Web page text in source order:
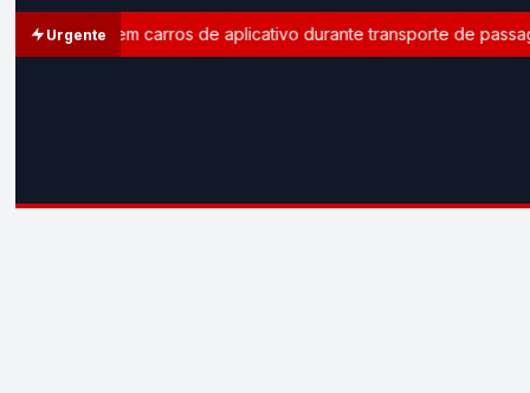
Urgenteem carros de aplicativo durante transporte de